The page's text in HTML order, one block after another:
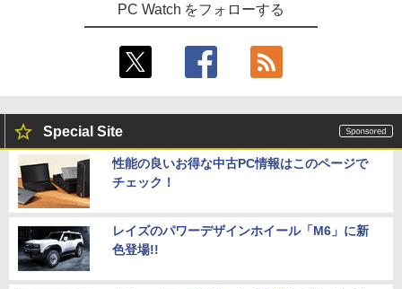
PC Watch をフォローする
Special Site
性能の良いお得な中古PC情報はこのページで
チェック！
レイズのパワーデザインホイール「M6」に新
色登場!!